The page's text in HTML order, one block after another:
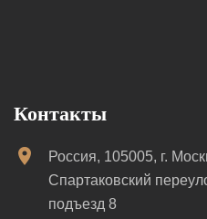
Контакты
Россия, 105005, г.
Спартаковский
подъезд 8